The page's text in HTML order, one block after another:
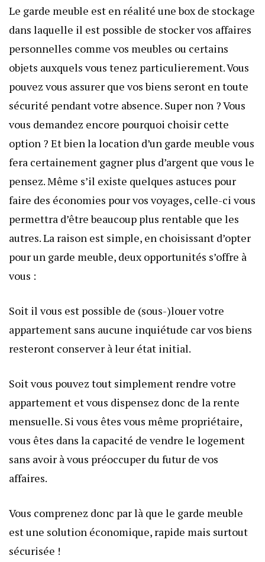
Le garde meuble est en réalité une box de stockage
dans laquelle il est possible de stocker vos affaires
personnelles comme vos meubles ou certains
objets auxquels vous tenez particulierement. Vous
pouvez vous assurer que vos biens seront en toute
sécurité pendant votre absence. Super non ? Vous
vous demandez encore pourquoi choisir cette
option ? Et bien la location d’un garde meuble vous
fera certainement gagner plus d’argent que vous le
pensez. Même s’il existe quelques astuces pour
faire des économies pour vos voyages, celle-ci vous
permettra d’être beaucoup plus rentable que les
autres. La raison est simple, en choisissant d’opter
pour un garde meuble, deux opportunités s’offre à
vous :
Soit il vous est possible de (sous-)louer votre
appartement sans aucune inquiétude car vos biens
resteront conserver à leur état initial.
Soit vous pouvez tout simplement rendre votre
appartement et vous dispensez donc de la rente
mensuelle. Si vous êtes vous même propriétaire,
vous êtes dans la capacité de vendre le logement
sans avoir à vous préoccuper du futur de vos
affaires.
Vous comprenez donc par là que le garde meuble
est une solution économique, rapide mais surtout
sécurisée !